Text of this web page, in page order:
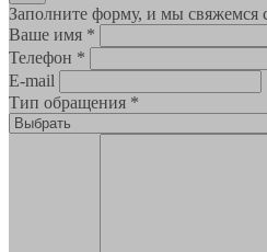
Заполните форму, и мы
Ваше имя *
Телефон *
E-mail
Тип обращения *